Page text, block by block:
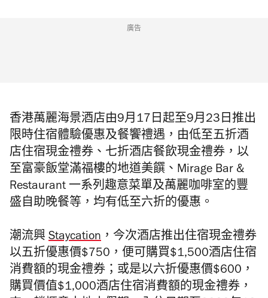
廣告
香港萬麗海景酒店由9月17日起至9月23日推出
限時住宿體驗優惠及餐饗禮遇，由低至五折酒
店住宿現金禮券、七折酒店餐飲現金禮券，以
至富豪飯堂滿福樓的地道美饌、Mirage Bar &
Restaurant 一系列趣意菜單及萬麗咖啡室的豐
盛自助晚餐等，均有低至六折的優惠。
潮流興 Staycation ，今次酒店推出住宿現金禮券
以五折優惠價$750，便可購買$1,500酒店住宿
消費額的現金禮券；或是以六折優惠價$600，
購買價值$1,000酒店住宿消費額的現金禮券，